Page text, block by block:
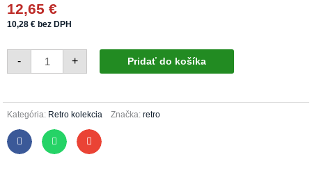
12,65 €
10,28 € bez DPH
-
množstvo
Vianočné
olivy
+ Pridať do košíka
Kategória: Retro kolekcia Značka: retro